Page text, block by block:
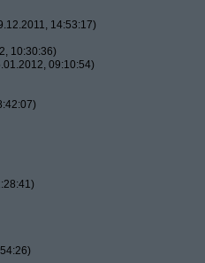
14:53:17)
10:30:36)
09:10:54)